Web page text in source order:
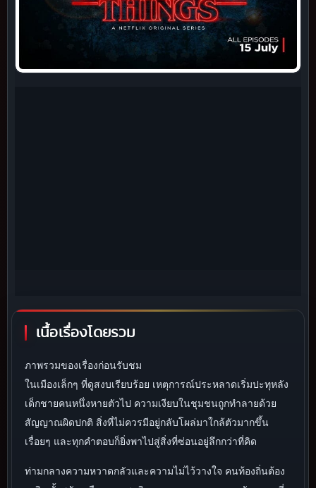
เนื้อเรื่องโดยรวม
ภาพรวมของเรื่องก่อนรับชม
ในเมืองเล็กๆ ที่ดูสงบเรียบร้อย เหตุการณ์ประหลาดเริ่มปะทุหลัง
เด็กชายคนหนึ่งหายตัวไป ความเงียบในชุมชนถูกทำลายด้วย
สัญญาณผิดปกติ สิ่งที่ไม่ควรมีอยู่กลับโผล่มาใกล้ตัวมากขึ้น
เรื่อยๆ และทุกคำตอบก็ยิ่งพาไปสู่สิ่งที่ซ่อนอยู่ลึกกว่าที่คิด
ท่ามกลางความหวาดกลัวและความไม่ไว้วางใจ คนท้องถิ่นต้อง